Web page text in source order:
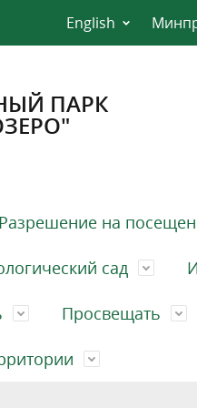
English
ПАРК
Разрешение на
сад
Просвещать